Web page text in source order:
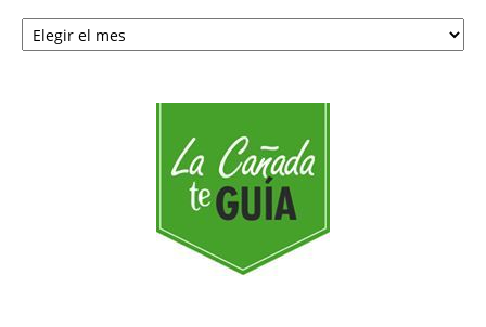
Notícies
per